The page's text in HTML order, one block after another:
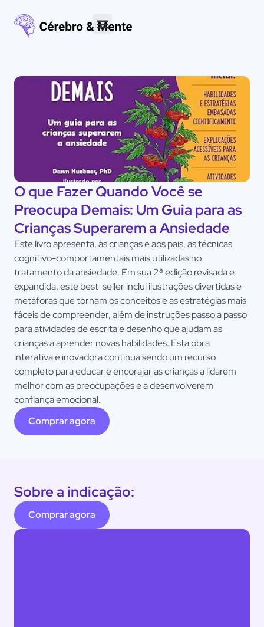
O que Fazer Quando Você se
Preocupa Demais: Um Guia para as
Crianças Superarem a Ansiedade
Este livro apresenta, às crianças e aos pais, as técnicas
cognitivo-comportamentais mais utilizadas no
tratamento da ansiedade. Em sua 2ª edição revisada e
expandida, este best-seller inclui ilustrações divertidas e
metáforas que tornam os conceitos e as estratégias mais
fáceis de compreender, além de instruções passo a passo
para atividades de escrita e desenho que ajudam as
crianças a aprender novas habilidades. Esta obra
interativa e inovadora continua sendo um recurso
completo para educar e encorajar as crianças a lidarem
melhor com as preocupações e a desenvolverem
confiança emocional.
Comprar agora
Sobre a indicação:
Comprar agora